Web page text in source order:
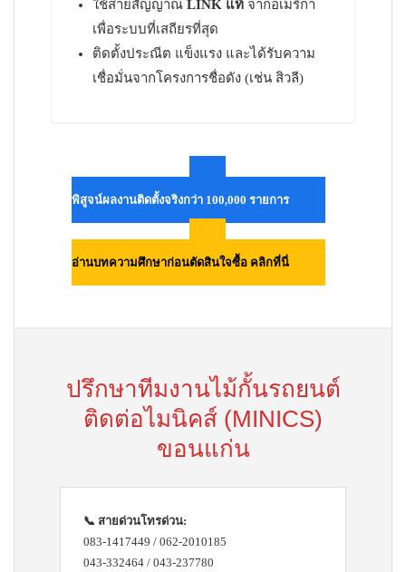
ใช้สายสัญญาณ LINK แท้ จากอเมริกา
เพื่อระบบที่เสถียรที่สุด
ติดตั้งประณีต แข็งแรง และได้รับความ
เชื่อมั่นจากโครงการชื่อดัง (เช่น สิวลี)
พิสูจน์ผลงานติดตั้งจริงกว่า 100,000 รายการ
อ่านบทความศึกษาก่อนตัดสินใจซื้อ คลิกที่นี่
ปรึกษาทีมงานไม้กั้นรถยนต์
ติดต่อไมนิคส์ (MINICS)
ขอนแก่น
📞 สายด่วนโทรด่วน:
083-1417449 / 062-2010185
043-332464 / 043-237780